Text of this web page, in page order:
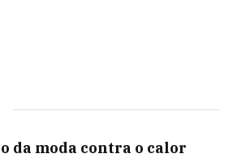
da moda contra o calor